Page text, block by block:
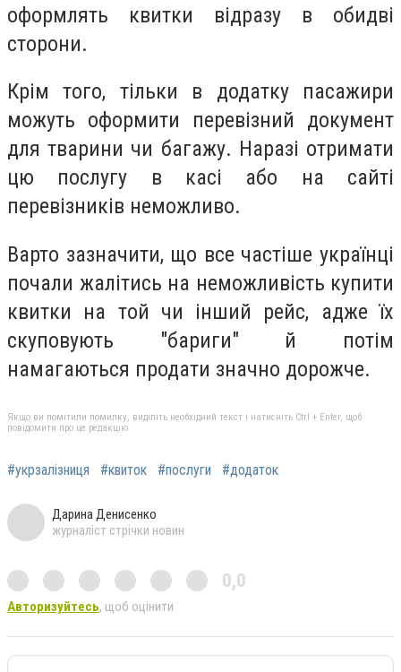
оформлять квитки відразу в обидві
сторони.
Крім того, тільки в додатку пасажири
можуть оформити перевізний документ
для тварини чи багажу. Наразі отримати
цю послугу в касі або на сайті
перевізників неможливо.
Варто зазначити, що все частіше українці
почали жалітись на неможливість купити
квитки на той чи інший рейс, адже їх
скуповують "бариги" й потім
намагаються продати значно дорожче.
Якщо ви помітили помилку, виділіть необхідний текст і натисніть Ctrl + Enter, щоб
повідомити про це редакцію
#укрзалізниця #квиток #послуги #додаток
Дарина Денисенко
журналіст стрічки новин
0,0
Авторизуйтесь, щоб оцінити